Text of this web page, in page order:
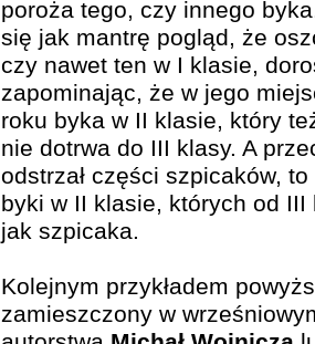
poroża tego, czy innego
się jak mantrę pogląd, że
czy nawet ten w I klasie,
zapominając, że w jego
roku byka w II klasie, który
nie dotrwa do III klasy. A
odstrzał części szpicaków,
byki w II klasie, których od
jak szpicaka.
Kolejnym przykładem
zamieszczony w